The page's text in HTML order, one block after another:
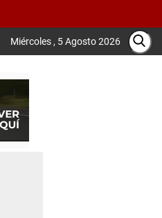
Miércoles , 5 Agosto 2026